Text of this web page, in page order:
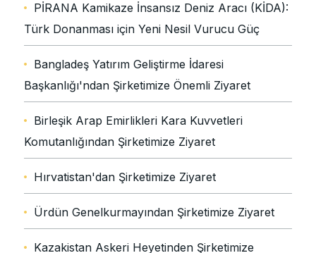
PİRANA Kamikaze İnsansız Deniz Aracı (KİDA):
Türk Donanması için Yeni Nesil Vurucu Güç
Bangladeş Yatırım Geliştirme İdaresi
Başkanlığı'ndan Şirketimize Önemli Ziyaret
Birleşik Arap Emirlikleri Kara Kuvvetleri
Komutanlığından Şirketimize Ziyaret
Hırvatistan'dan Şirketimize Ziyaret
Ürdün Genelkurmayından Şirketimize Ziyaret
Kazakistan Askeri Heyetinden Şirketimize